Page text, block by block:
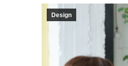
Design